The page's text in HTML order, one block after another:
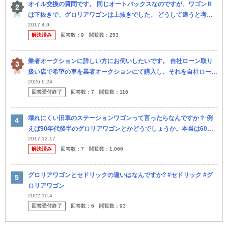
オイル交換の質問です。 同じオートバックスなのですが、ワゴンＲ
は下抜きで、グロリアワゴンは上抜きでした。 どうして違うと考え
られますか？
2017.4.9
解決済み
回答数： 9 閲覧数： 253
業者オークションに詳しい方にお伺いしたいです。 自社ローン取り
扱い店で希望の車を業者オークションにて購入し、それを自社ローン
にて購入可能とのことです。 詳しい内容は、お店としては120万円
（毎...
2026.6.24
回答受付終了
回答数： 7 閲覧数： 116
壊れにくい旧車のステーションワゴンって言ったらなんですか？ 例
えば90年代後半のグロリアワゴンとかどうでしょうか。本当は60年
代のアメ車に乗りたいけど。
2017.12.17
解決済み
回答数： 7 閲覧数： 1,066
グロリアワゴンとセドリックの違いはなんですか? #セドリック #グ
ロリアワゴン
2022.10.4
回答受付終了
回答数： 6 閲覧数： 93